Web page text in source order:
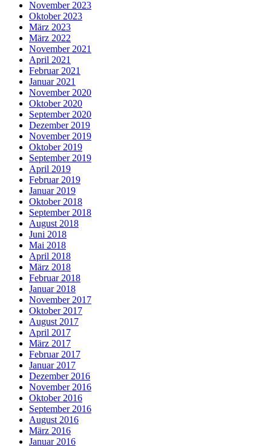
November 2023
Oktober 2023
März 2023
März 2022
November 2021
April 2021
Februar 2021
Januar 2021
November 2020
Oktober 2020
September 2020
Dezember 2019
November 2019
Oktober 2019
September 2019
April 2019
Februar 2019
Januar 2019
Oktober 2018
September 2018
August 2018
Juni 2018
Mai 2018
April 2018
März 2018
Februar 2018
Januar 2018
November 2017
Oktober 2017
August 2017
April 2017
März 2017
Februar 2017
Januar 2017
Dezember 2016
November 2016
Oktober 2016
September 2016
August 2016
März 2016
Januar 2016